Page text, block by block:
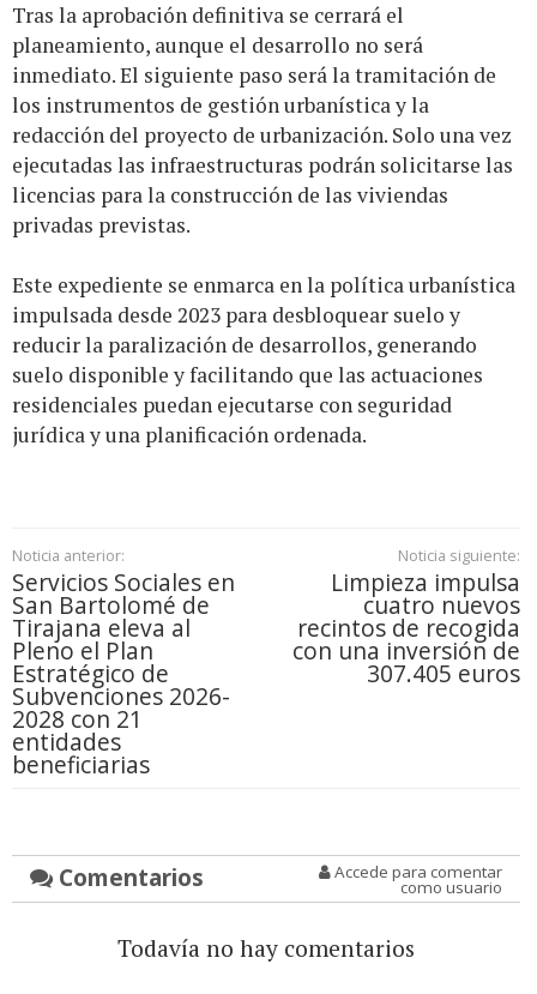
Tras la aprobación definitiva se cerrará el
planeamiento, aunque el desarrollo no será
inmediato. El siguiente paso será la tramitación de
los instrumentos de gestión urbanística y la
redacción del proyecto de urbanización. Solo una vez
ejecutadas las infraestructuras podrán solicitarse las
licencias para la construcción de las viviendas
privadas previstas.
Este expediente se enmarca en la política urbanística
impulsada desde 2023 para desbloquear suelo y
reducir la paralización de desarrollos, generando
suelo disponible y facilitando que las actuaciones
residenciales puedan ejecutarse con seguridad
jurídica y una planificación ordenada.
Noticia anterior:
Servicios Sociales en
San Bartolomé de
Tirajana eleva al
Pleno el Plan
Estratégico de
Subvenciones 2026-
2028 con 21
entidades
beneficiarias
Noticia siguiente:
Limpieza impulsa
cuatro nuevos
recintos de recogida
con una inversión de
307.405 euros
Comentarios Accede para comentar
como usuario
Todavía no hay comentarios